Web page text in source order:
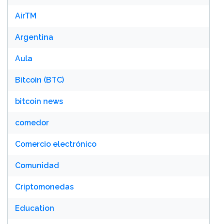
AirTM
Argentina
Aula
Bitcoin (BTC)
bitcoin news
comedor
Comercio electrónico
Comunidad
Criptomonedas
Education